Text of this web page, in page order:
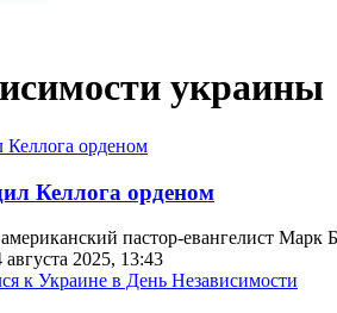
украины
Келлога орденом
пастор-евангелист
августа 2025, 13:43